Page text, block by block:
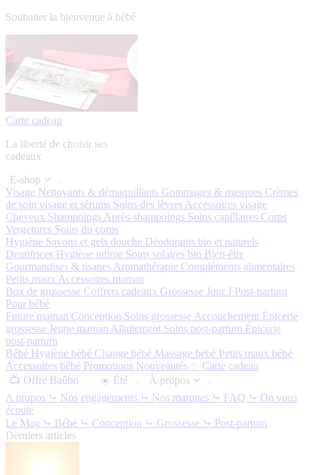
Souhaiter la bienvenue à bébé
Carte cadeau
La liberté de choisir ses
cadeaux
E-shop
Visage Nettoyants & démaquillants Gommages & masques Crèmes
de soin visage et sérums Soins des lèvres Accessoires visage
Cheveux Shampoings Après-shampoings Soins capillaires Corps
Vergetures Soins du corps
Hygiène Savons et gels douche Déodorants bio et naturels
Dentifrices Hygiène intime Soins solaires bio Bien-être
Gourmandises & tisanes Aromathérapie Compléments alimentaires
Petits maux Accessoires maman
Box de grossesse Coffrets cadeaux Grossesse Jour J Post-partum
Pour bébé
Future maman Conception Soins grossesse Accouchement Épicerie
grossesse Jeune maman Allaitement Soins post-partum Épicerie
post-partum
Bébé Hygiène bébé Change bébé Massage bébé Petits maux bébé
Accessoires bébé Promotions Nouveautés ✨ Carte cadeau
📺 Offre Baûbo
☀️ Été
À propos
A propos ⤷ Nos engagements ⤷ Nos marques ⤷ FAQ ⤷ On vous
écoute
Le Mag ⤷ Bébé ⤷ Conception ⤷ Grossesse ⤷ Post-partum
Derniers articles